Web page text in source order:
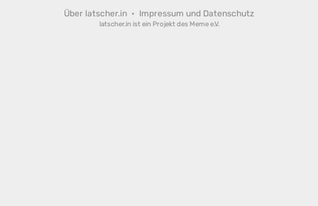
Über latscher.in • Impressum und Datenschutz
latscher.in ist ein Projekt des Meme e.V.